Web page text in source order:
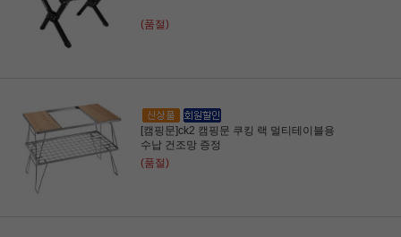
(품절)
[캠핑문]ck2 캠핑문 쿠킹 랙 멀티테이블용
수납 건조망 증정
(품절)